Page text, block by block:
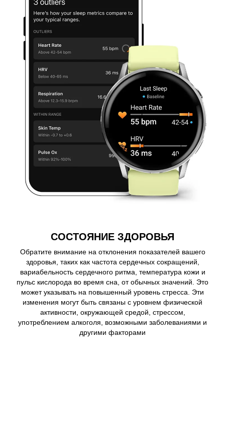
СОСТОЯНИЕ ЗДОРОВЬЯ
Обратите внимание на отклонения показателей вашего
здоровья, таких как частота сердечных сокращений,
вариабельность сердечного ритма, температура кожи и
пульс кислорода во время сна, от обычных значений. Это
может указывать на повышенный уровень стресса. Эти
изменения могут быть связаны с уровнем физической
активности, окружающей средой, стрессом,
употреблением алкоголя, возможными заболеваниями и
другими факторами